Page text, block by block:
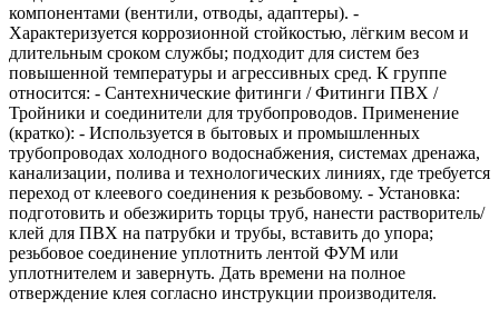
компонентами (вентили, отводы, адаптеры). -
Характеризуется коррозионной стойкостью, лёгким весом и
длительным сроком службы; подходит для систем без
повышенной температуры и агрессивных сред. К группе
относится: - Сантехнические фитинги / Фитинги ПВХ /
Тройники и соединители для трубопроводов. Применение
(кратко): - Используется в бытовых и промышленных
трубопроводах холодного водоснабжения, системах дренажа,
канализации, полива и технологических линиях, где требуется
переход от клеевого соединения к резьбовому. - Установка:
подготовить и обезжирить торцы труб, нанести растворитель/
клей для ПВХ на патрубки и трубы, вставить до упора;
резьбовое соединение уплотнить лентой ФУМ или
уплотнителем и завернуть. Дать времени на полное
отверждение клея согласно инструкции производителя.